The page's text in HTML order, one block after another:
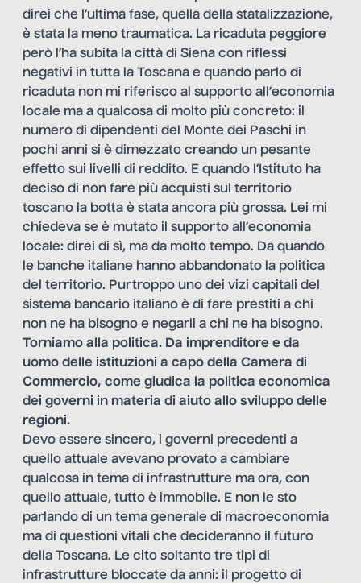
direi che l’ultima fase, quella della statalizzazione,
è stata la meno traumatica. La ricaduta peggiore
però l’ha subita la città di Siena con riflessi
negativi in tutta la Toscana e quando parlo di
ricaduta non mi riferisco al supporto all’economia
locale ma a qualcosa di molto più concreto: il
numero di dipendenti del Monte dei Paschi in
pochi anni si è dimezzato creando un pesante
effetto sui livelli di reddito. E quando l’Istituto ha
deciso di non fare più acquisti sul territorio
toscano la botta è stata ancora più grossa. Lei mi
chiedeva se è mutato il supporto all’economia
locale: direi di sì, ma da molto tempo. Da quando
le banche italiane hanno abbandonato la politica
del territorio. Purtroppo uno dei vizi capitali del
sistema bancario italiano è di fare prestiti a chi
non ne ha bisogno e negarli a chi ne ha bisogno.
Torniamo alla politica. Da imprenditore e da
uomo delle istituzioni a capo della Camera di
Commercio, come giudica la politica economica
dei governi in materia di aiuto allo sviluppo delle
regioni.
Devo essere sincero, i governi precedenti a
quello attuale avevano provato a cambiare
qualcosa in tema di infrastrutture ma ora, con
quello attuale, tutto è immobile. E non le sto
parlando di un tema generale di macroeconomia
ma di questioni vitali che decideranno il futuro
della Toscana. Le cito soltanto tre tipi di
infrastrutture bloccate da anni: il progetto di